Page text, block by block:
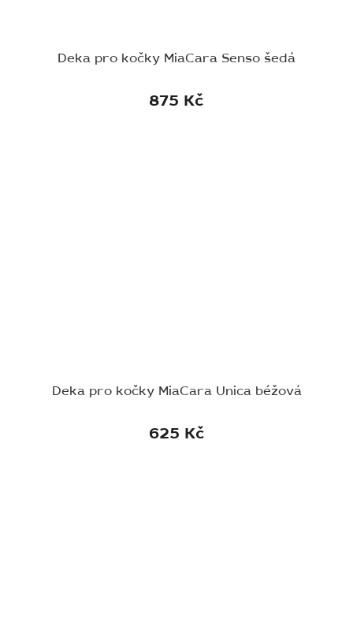
Deka pro kočky MiaCara Senso šedá
875 Kč
Deka pro kočky MiaCara Unica béžová
625 Kč